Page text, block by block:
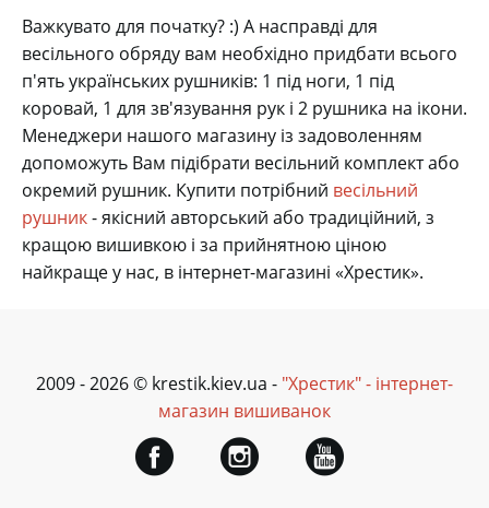
Важкувато для початку? :) А насправді для
весільного обряду вам необхідно придбати всього
п'ять українських рушників: 1 під ноги, 1 під
коровай, 1 для зв'язування рук і 2 рушника на ікони.
Менеджери нашого магазину із задоволенням
допоможуть Вам підібрати весільний комплект або
окремий рушник. Купити потрібний весільний
рушник- якісний авторський або традиційний, з
кращою вишивкою і за прийнятною ціною
найкраще у нас, в інтернет-магазині «Хрестик».
2009 - 2026 © krestik.kiev.ua - "Хрестик" - інтернет-
магазин вишиванок